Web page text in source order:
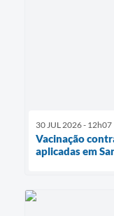
30 JUL 2026 - 12h07
Vacinação
aplicadas em